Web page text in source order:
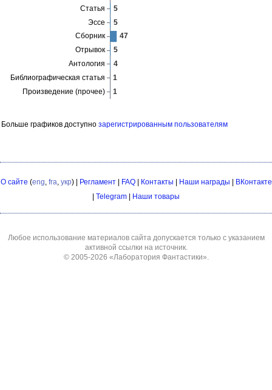
Больше графиков доступно зарегистрированным пользователям
О сайте (eng, fra, укр) | Регламент| FAQ| Контакты Наши награды
ВКонтакте
Telegram Наши товары
Любое использование материалов сайта допускается только с указанием
активной ссылки на источник.
© 2005-2026 «Лаборатория Фантастики».